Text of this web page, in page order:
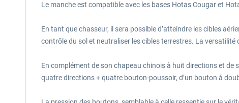
Le manche est compatible avec les bases Hotas Cougar et
En tant que chasseur, il sera possible d’atteindre les cibles
contrôle du sol et neutraliser les cibles terrestres. La
En complément de son chapeau chinois à huit directions et de
quatre directions + quatre bouton-poussoir, d’un bouton à